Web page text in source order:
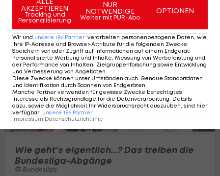
Wie geht's eigentlich...? Das treiben die
Bundesliga-Abgänge
Bundesliga
AKZEPTIEREN
Tracking und
Personalisierung
NUR
NOTWENDIGE
Weiter mit PUR-Abo
OPTIONEN
Wir und unsere 186 Partner verarbeiten personenbezogene Daten, wie
Ihre IP-Adresse und Browser-Attribute für die folgenden Zwecke:
Speichern von oder Zugriff auf Informationen auf einem Endgerät;
Personalisierte Werbung und Inhalte, Messung von Werbeleistung und
der Performance von Inhalten, Zielgruppenforschung sowie Entwicklung
und Verbesserung von Angeboten
Diese Zwecke können unter Umständen auch: Genaue Standortdaten
und Identifikation durch Scannen von Endgeräten
Manche Partner verwenden für gewisse Zwecke berechtigtes
Interesse als Rechtsgrundlage für die Datenverarbeitung. Details
dazu, sowie die Möglichkeit Ihr Widerspruchsrecht auszuüben, sind hier
verfügbar: unsere 186 Partner
Impressum|Datenschutzrichtlinie